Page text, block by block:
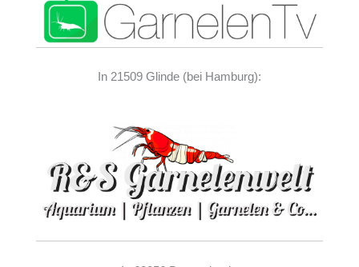
In 21509 Glinde (bei Hamburg):